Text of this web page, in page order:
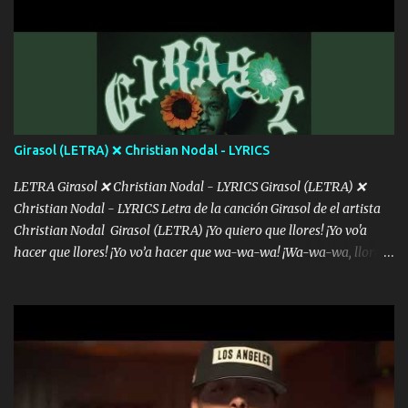
menos se prudente Hoy me sabe a mierda, traigo un Balvin en los
dientes Por falta de empatía le toca ser resiliente ¿Acaso eres
consciente de los followers que mueves? Parcerito, abre los ojos y
ve el poder que tienes Otro chiste malo son los nombres de tus
álbum's "José, vibras colores con la energía del diablo " ¿Si ...
Girasol (LETRA) ❌ Christian Nodal - LYRICS
LETRA Girasol ❌ Christian Nodal - LYRICS Girasol (LETRA) ❌
Christian Nodal - LYRICS Letra de la canción Girasol de el artista
Christian Nodal Girasol (LETRA) ¡Yo quiero que llores! ¡Yo vo'a
hacer que llores! ¡Yo vo’a hacer que wa-wa-wa! ¡Wa-wa-wa, llores!
intentas rimar Pobre payaso que usa a todo el mundo pa' conectar
con la gente Dices "Latino Gang" pero pisas a to'a tu gente Pa’ dar
mensajes, m'ijo, hay quе ser coherentеs Si tú no eres artista, al